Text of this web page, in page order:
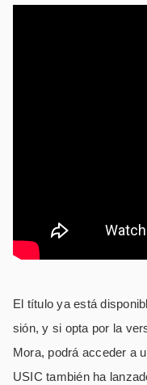
El título ya está
sión, y si opta por la
Mora, podrá acceder a
USIC también ha